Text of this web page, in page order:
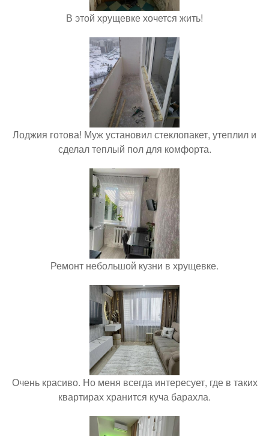
В этой хрущевке хочется жить!
Лоджия готова! Муж установил стеклопакет, утеплил и
сделал теплый пол для комфорта.
Ремонт небольшой кузни в хрущевке.
Очень красиво. Но меня всегда интересует, где в таких
квартирах хранится куча барахла.